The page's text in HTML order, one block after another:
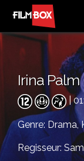
Irina Palm
|
Genre: Drama,
Regisseur: